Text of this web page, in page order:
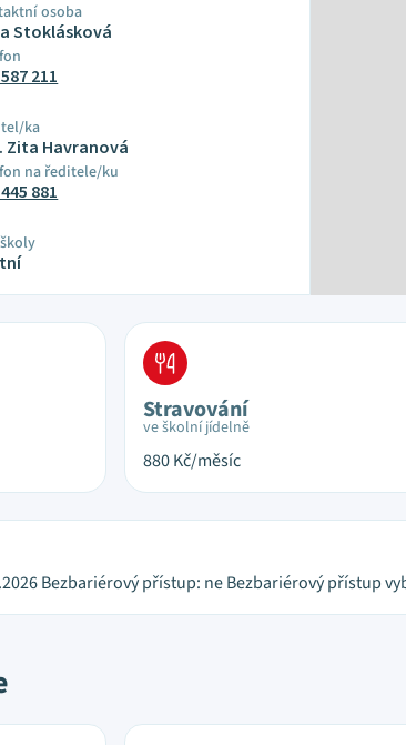
osoba
Stoklásková
211
ka
Zita Havranová
na ředitele/ku
881
Stravování
ve školní jídelně
880Kč/měsíc
Bezbariérový přístup: ne Bezbariérový přístup